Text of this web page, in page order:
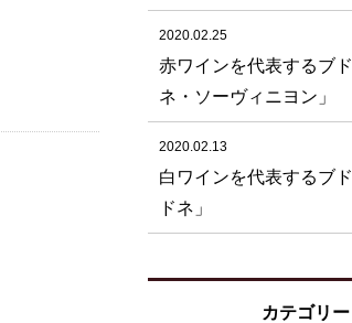
2020.02.25
赤ワインを代表するブ
ネ・ソーヴィニヨン」
2020.02.13
白ワインを代表するブ
ドネ」
カテゴリー